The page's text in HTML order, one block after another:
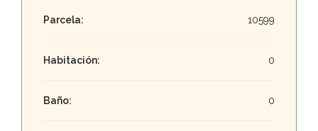
Parcela: 10599
Habitación: 0
Baño: 0